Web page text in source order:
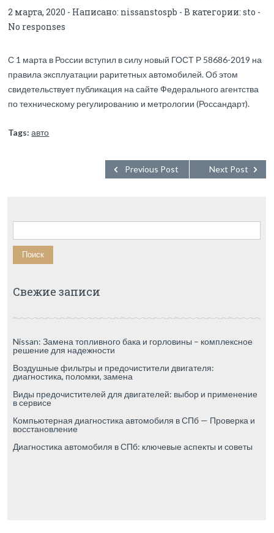
2 марта, 2020 - Написано: nissanstospb - В категории:sto -
No responses
С 1 марта в России вступил в силу новый ГОСТ Р 58686-2019 на
правила эксплуатации раритетных автомобилей. Об этом
свидетельствует публикация на сайте Федерального агентства
по техническому регулированию и метрологии (Россандарт).
Tags: авто
Next Post
Previous Post
Найти:
Свежие записи
Nissan: Замена топливного бака и горловины – комплексное
решение для надежности
Воздушные фильтры и предочистители двигателя:
диагностика, поломки, замена
Виды предочистителей для двигателей: выбор и применение
в сервисе
Компьютерная диагностика автомобиля в СПб — Проверка и
восстановление
Диагностика автомобиля в СПб: ключевые аспекты и советы